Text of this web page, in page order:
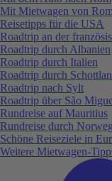
Mit Mietwagen von
Reisetipps für die USA
Roadtrip an der
Roadtrip durch Albanien
Roadtrip durch Italien
Roadtrip durch
Roadtrip nach Sylt
Roadtrip über São
Rundreise auf Mauritius
Rundreise durch
Schöne Reiseziele in
Weitere Mietwagen-